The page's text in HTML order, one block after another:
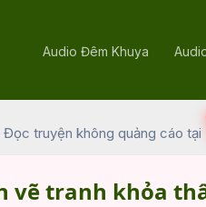
Audio Đêm Khuya
Đọc truyện không quảng cáo tại
vẽ tranh khỏa